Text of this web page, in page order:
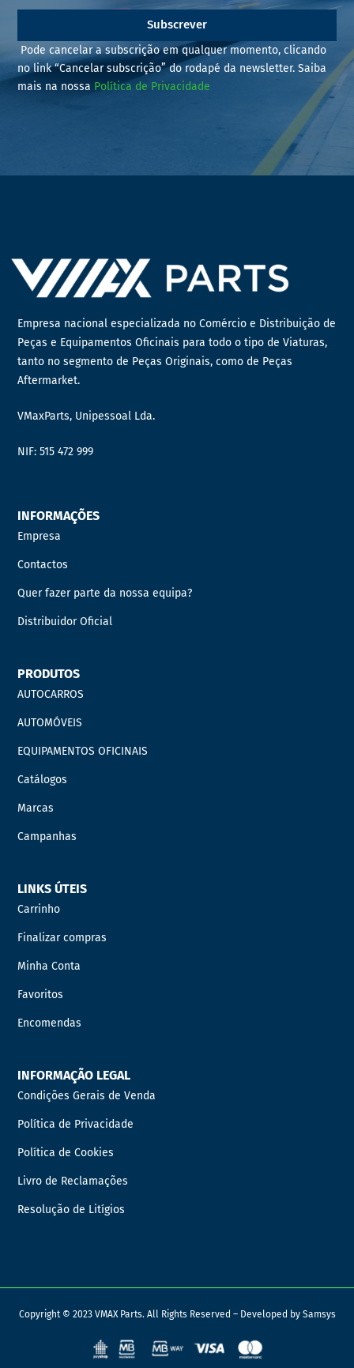
Subscrever
Pode cancelar a subscrição em qualquer momento, clicando
no link “Cancelar subscrição” do rodapé da newsletter. Saiba
mais na nossa Política de Privacidade
Empresa nacional especializada no Comércio e Distribuição de
Peças e Equipamentos Oficinais para todo o tipo de Viaturas,
tanto no segmento de Peças Originais, como de Peças
Aftermarket.
VMaxParts, Unipessoal Lda.
NIF: 515 472 999
INFORMAÇÕES
Empresa
Contactos
Quer fazer parte da nossa equipa?
Distribuidor Oficial
PRODUTOS
AUTOCARROS
AUTOMÓVEIS
EQUIPAMENTOS OFICINAIS
Catálogos
Marcas
Campanhas
LINKS ÚTEIS
Carrinho
Finalizar compras
Minha Conta
Favoritos
Encomendas
INFORMAÇÃO LEGAL
Condições Gerais de Venda
Política de Privacidade
Política de Cookies
Livro de Reclamações
Resolução de Litígios
Copyright © 2023 VMAX Parts. All Rights Reserved – Developed by Samsys